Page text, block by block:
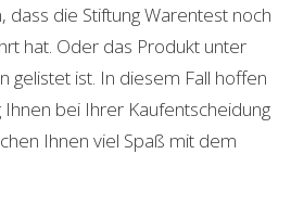
dass die Stiftung Warentest noch
hat. Oder das Produkt unter
gelistet ist. In diesem Fall hoffen
bei Ihrer Kaufentscheidung
Ihnen viel Spaß mit dem